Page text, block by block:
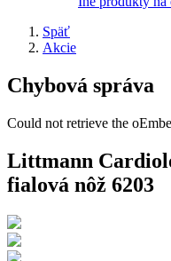
Späť
Akcie
Chybová správa
Could not retrieve the
Littmann
fialová nôž 6203